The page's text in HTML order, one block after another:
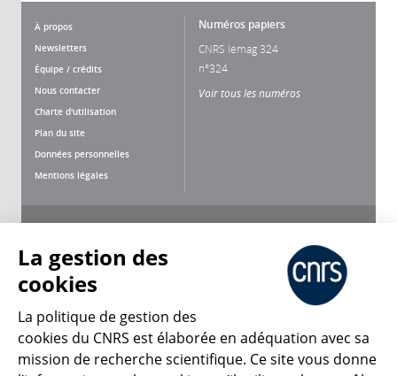
À propos
Newsletters
Équipe / crédits
Nous contacter
Charte d'utilisation
Plan du site
Données personnelles
Mentions légales
Numéros papiers
CNRS lemag 324
n°324
Voir tous les numéros
CNRS Le Mag
La gestion des
cookies
La politique de gestion des
cookies du CNRS est élaborée en adéquation avec sa
mission de recherche scientifique. Ce site vous donne